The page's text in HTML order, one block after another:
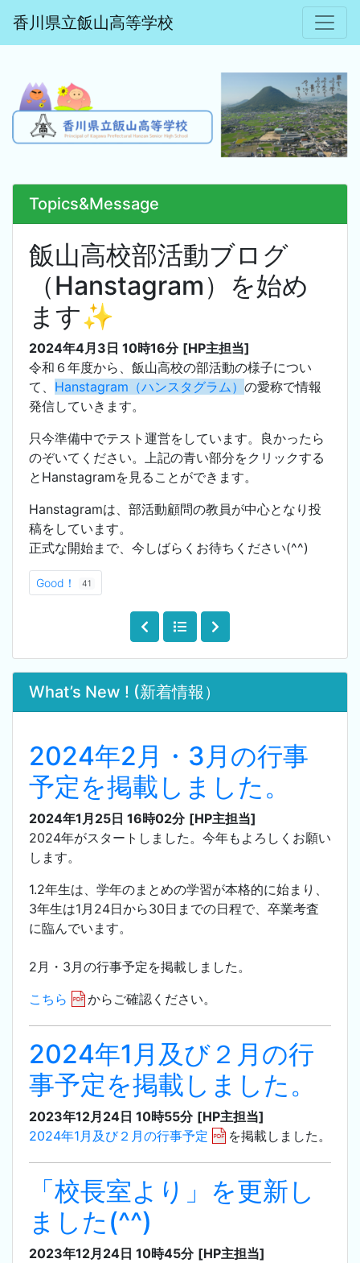
香川県立飯山高等学校
Topics&Message
飯山高校部活動ブログ
（Hanstagram）を始め
ます✨
2024年4月3日 10時16分 [HP主担当]
令和６年度から、飯山高校の部活動の様子につい
て、 Hanstagram（ハンスタグラム） の愛称で情報
発信していきます。
只今準備中でテスト運営をしています。良かったら
のぞいてください。上記の青い部分をクリックする
とHanstagramを見ることができます。
Hanstagramは、部活動顧問の教員が中心となり投
稿をしています。
正式な開始まで、今しばらくお待ちください(^^)
Good！ 41
What’s New ! (新着情報）
2024年2月・3月の行事
予定を掲載しました。
2024年1月25日 16時02分 [HP主担当]
2024年がスタートしました。今年もよろしくお願い
します。
1.2年生は、学年のまとめの学習が本格的に始まり、
3年生は1月24日から30日までの日程で、卒業考査
に臨んでいます。
2月・3月の行事予定を掲載しました。
こちら
からご確認ください。
2024年1月及び２月の行
事予定を掲載しました。
2023年12月24日 10時55分 [HP主担当]
2024年1月及び２月の行事予定
を掲載しました。
「校長室より」を更新し
ました(^^)
2023年12月24日 10時45分 [HP主担当]